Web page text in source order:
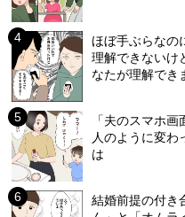
ほぼ手ぶらなの
理解できないけ
なたが理解でき
「夫のスマホ
人のように変わ
は
結婚前提の付き